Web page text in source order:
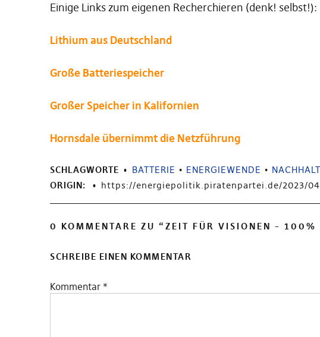
Einige Links zum eigenen Recherchieren (denk! selbst!):
Lithium aus Deutschland
Große Batteriespeicher
Großer Speicher in Kalifornien
Hornsdale übernimmt die Netzführung
SCHLAGWORTE BATTERIE • ENERGIEWENDE •
ORIGIN:
https://energiepolitik.piratenpartei.de/2023/
0 KOMMENTARE ZU “ ZEIT FÜR VISIONEN – 100%
SCHREIBE EINEN KOMMENTAR
Kommentar *